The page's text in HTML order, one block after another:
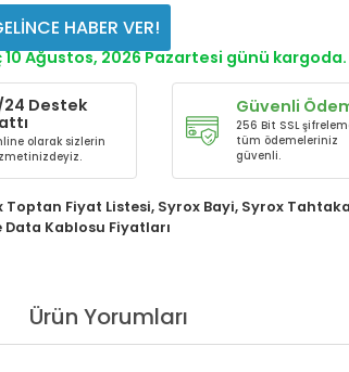
HABER VER!
10 Ağustos, 2026 Pazartesi günü kargoda.
Destek
olarak sizlerin
Güvenli
256 Bit SSL
tüm ödemeleriniz
güvenli.
Toptan Fiyat Listesi, Syrox Bayi, Syrox
Data Kablosu Fiyatları
Ürün Yorumları